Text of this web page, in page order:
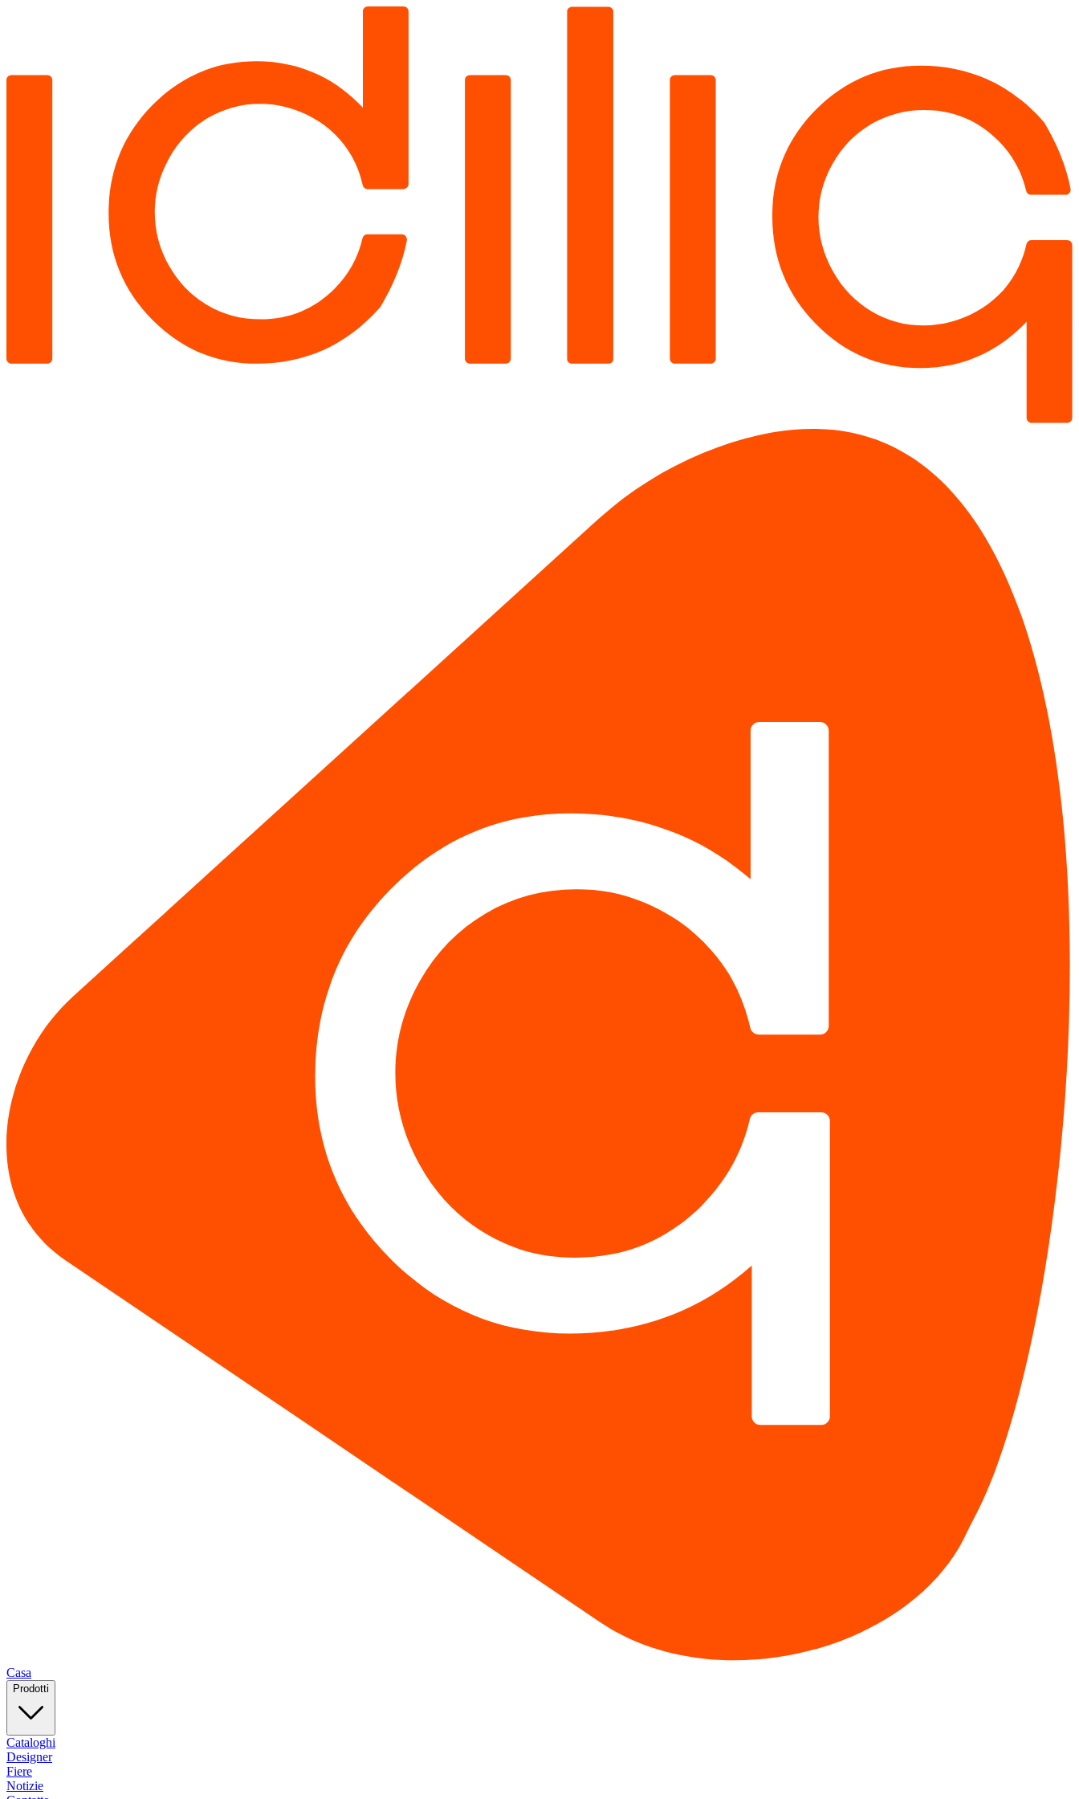
Casa
Prodotti
Cataloghi
Designer
Fiere
Notizie